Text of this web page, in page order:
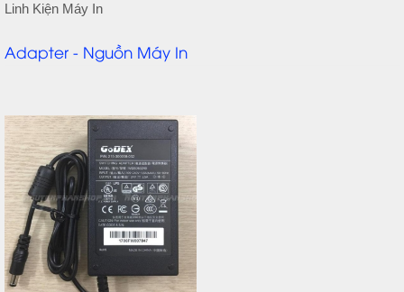
Linh Kiện Máy In
Adapter - Nguồn Máy In